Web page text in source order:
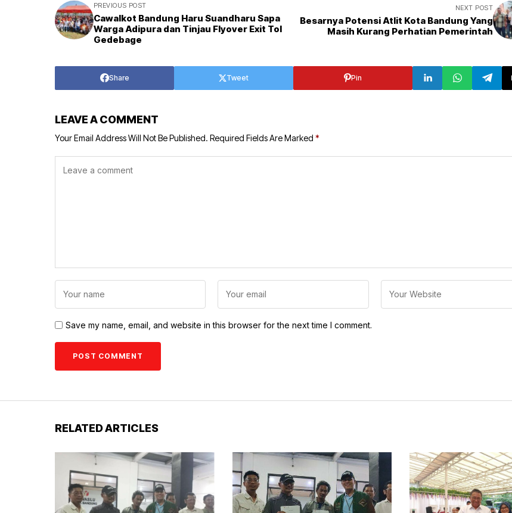
PREVIOUS POST
Cawalkot Bandung Haru Suandharu Sapa
Warga Adipura dan Tinjau Flyover Exit Tol
Gedebage
NEXT POST
Besarnya Potensi Atlit Kota Bandung Yang
Masih Kurang Perhatian Pemerintah
Share Tweet Pin
LEAVE A COMMENT
Your Email Address Will Not Be Published. Required Fields Are Marked *
Save my name, email, and website in this browser for the next time I comment.
RELATED ARTICLES